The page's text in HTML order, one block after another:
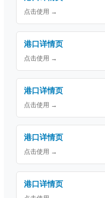
点击使用 →
港口详情页
点击使用 →
港口详情页
点击使用 →
港口详情页
点击使用 →
港口详情页